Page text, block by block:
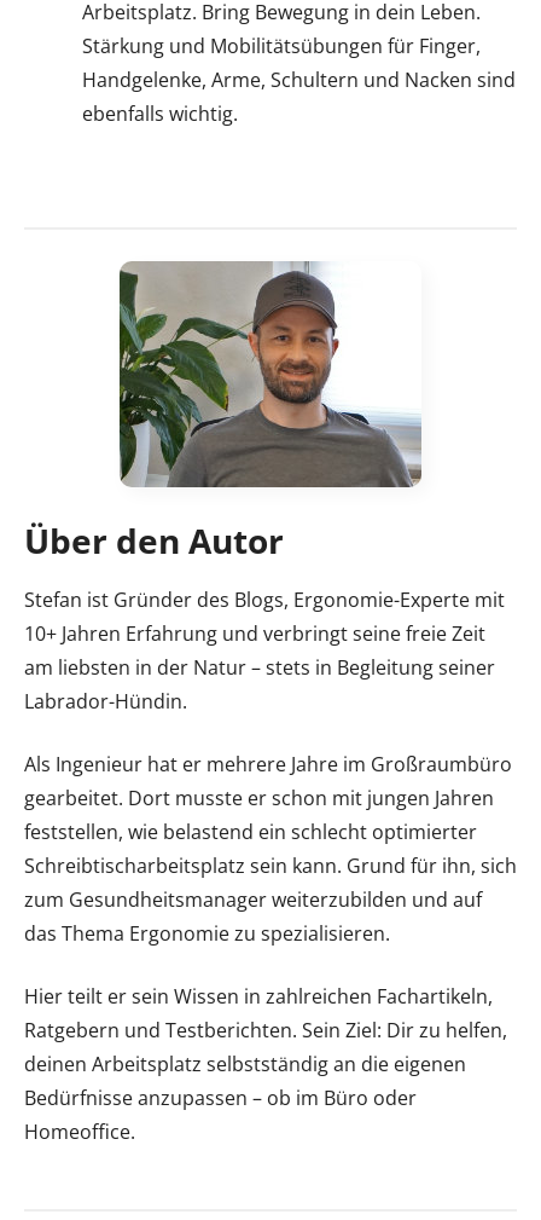
Arbeitsplatz. Bring Bewegung in dein Leben.
Stärkung und Mobilitätsübungen für Finger,
Handgelenke, Arme, Schultern und Nacken sind
ebenfalls wichtig.
Über den Autor
Stefan ist Gründer des Blogs, Ergonomie-Experte mit
10+ Jahren Erfahrung und verbringt seine freie Zeit
am liebsten in der Natur – stets in Begleitung seiner
Labrador-Hündin.
Als Ingenieur hat er mehrere Jahre im Großraumbüro
gearbeitet. Dort musste er schon mit jungen Jahren
feststellen, wie belastend ein schlecht optimierter
Schreibtischarbeitsplatz sein kann. Grund für ihn, sich
zum Gesundheitsmanager weiterzubilden und auf
das Thema Ergonomie zu spezialisieren.
Hier teilt er sein Wissen in zahlreichen Fachartikeln,
Ratgebern und Testberichten. Sein Ziel: Dir zu helfen,
deinen Arbeitsplatz selbstständig an die eigenen
Bedürfnisse anzupassen – ob im Büro oder
Homeoffice.